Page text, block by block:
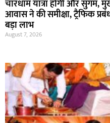
चारधाम यात्रा होगी और सुगम,
आवास ने की समीक्षा, ट्रैफिक
बड़ा लाभ
August 7, 2026